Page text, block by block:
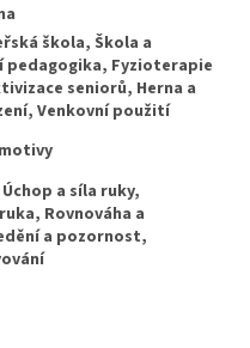
škola, Škola a
pedagogika, Fyzioterapie
seniorů, Herna a
Venkovní použití
a síla ruky,
Rovnováha a
a pozornost,